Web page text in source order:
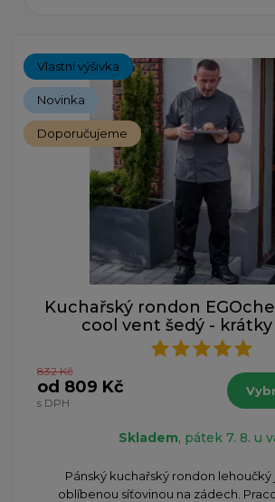
Vlastní výšivka
Novinka
Doporučujeme
Kuchařský rondon
cool vent šedý -
832 Kč
od 809 Kč
s DPH
Skladem, pátek 7. 8. u
Pánský kuchařský rondon lehoučký
oblíbenou síťovinou na zádech.